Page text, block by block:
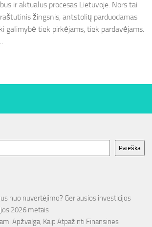
ir aktualus procesas Lietuvoje. Nors tai
žingsnis, antstolių parduodamas
galimybė tiek pirkėjams, tiek pardavėjams.
Paieška
nuo nuvertėjimo? Geriausios investicijos
2026 metais
Apžvalga, Kaip Atpažinti Finansines